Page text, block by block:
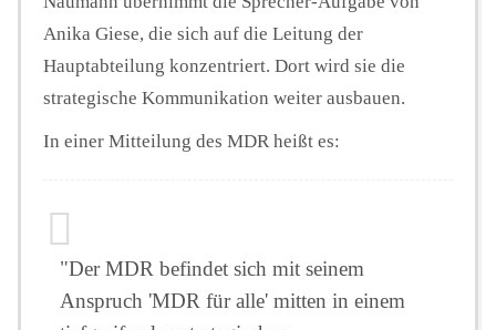
Unterstützen
Anika Giese, die sich auf die Leitung der
Hauptabteilung konzentriert. Dort wird sie die
strategische Kommunikation weiter ausbauen.
In einer Mitteilung des MDR heißt es:
"Der MDR befindet sich mit seinem
Anspruch 'MDR für alle' mitten in einem